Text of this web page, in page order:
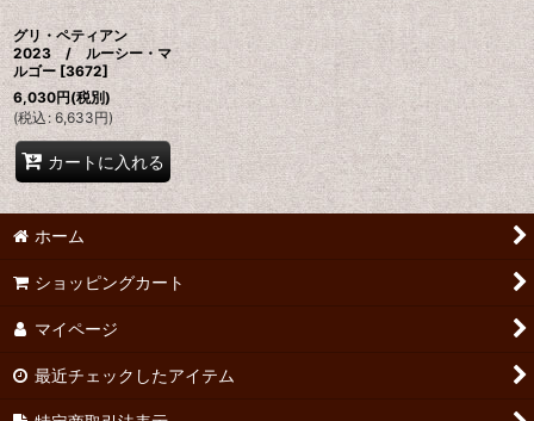
グリ・ペティアン
2023 / ルーシー・マ
ルゴー [3672]
6,030円(税別)
(税込: 6,633円)
カートに入れる
ホーム
ショッピングカート
マイページ
最近チェックしたアイテム